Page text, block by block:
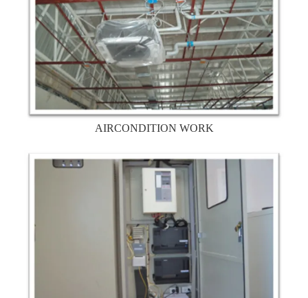
AIRCONDITION WORK